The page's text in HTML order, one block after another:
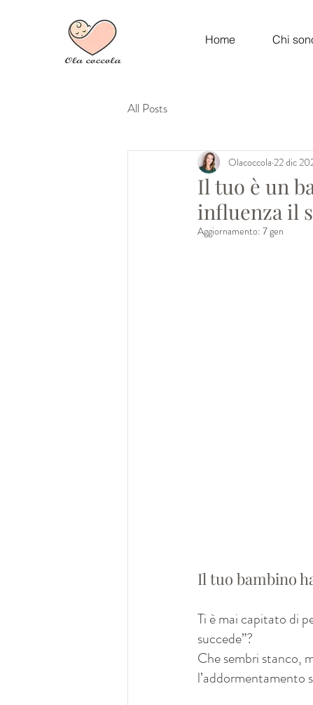
Home Chi
All Posts
Il tuo è un
influenza il
Olacoccola 22 dic
Aggiornamento: 7 gen
Il tuo bambino
Ti è mai capitato di
succede”?
Che sembri stanco,
l’addormentamento